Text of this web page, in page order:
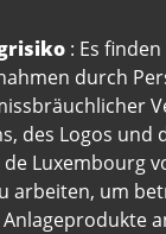
: Es
durch
des Logos und
de Luxembourg
arbeiten, um